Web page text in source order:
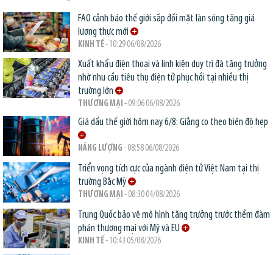
FAO cảnh báo thế giới sắp đối mặt làn sóng tăng giá
lương thực mới
KINH TẾ- 10:29 06/08/2026
Xuất khẩu điện thoại và linh kiện duy trì đà tăng trưởng
nhờ nhu cầu tiêu thụ điện tử phục hồi tại nhiều thị
trường lớn
THƯƠNG MẠI - 09:06 06/08/2026
Giá dầu thế giới hôm nay 6/8: Giằng co theo biên độ hẹp
NĂNG LƯỢNG - 08:58 06/08/2026
Triển vọng tích cực của ngành điện tử Việt Nam tại thị
trường Bắc Mỹ
THƯƠNG MẠI - 08:30 04/08/2026
Trung Quốc bảo vệ mô hình tăng trưởng trước thềm đàm
phán thương mại với Mỹ và EU
KINH TẾ- 10:43 05/08/2026